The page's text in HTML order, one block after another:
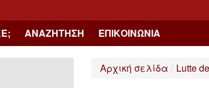
ΑΝΑΖΉΤΗΣΗ ΕΠΙΚΟΙΝΩΝΊΑ
Αρχική σελίδα / Lutte